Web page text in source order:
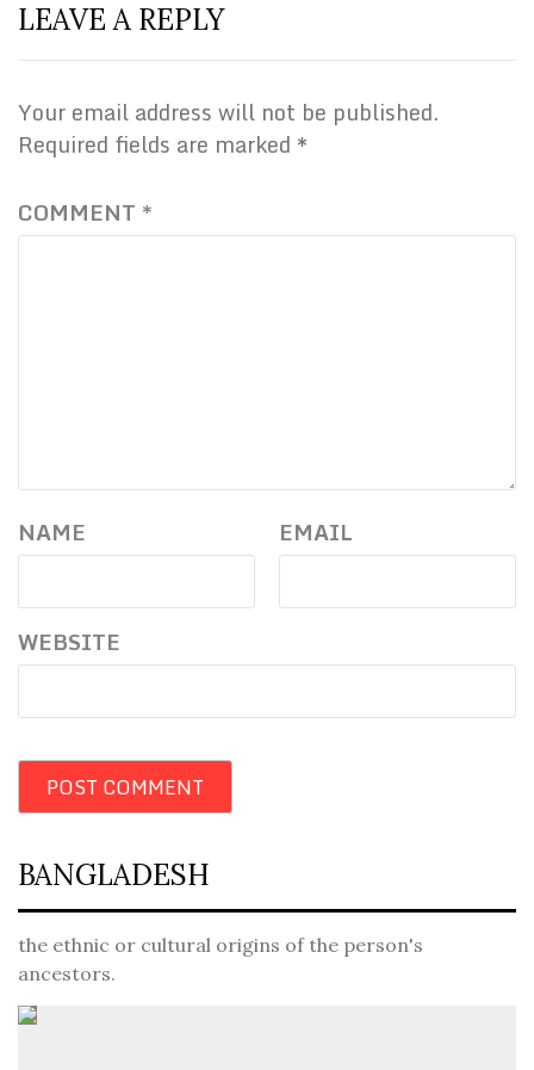
LEAVE A REPLY
Your email address will not be published.
Required fields are marked *
COMMENT *
NAME EMAIL
WEBSITE
BANGLADESH
the ethnic or cultural origins of the person's
ancestors.